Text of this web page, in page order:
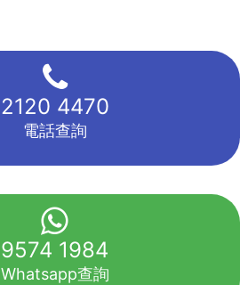
2120 4470
電話查詢
9574 1984
Whatsapp查詢